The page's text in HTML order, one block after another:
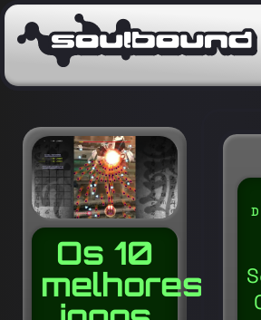
Os 10
melhores